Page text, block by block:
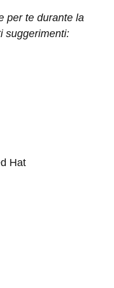
per te durante la
suggerimenti:
Hat